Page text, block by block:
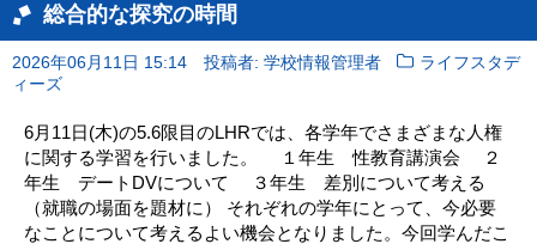
総合的な探究の時間
2026年06月11日 15:14 投稿者: 学校情報管理者
ライフスタデ
ィーズ
6月11日(木)の5.6限目のLHRでは、各学年でさまざまな人権
に関する学習を行いました。 １年生 性教育講演会 ２
年生 デートDVについて ３年生 差別について考える
（就職の場面を題材に） それぞれの学年にとって、今必要
なことについて考えるよい機会となりました。今回学んだこ